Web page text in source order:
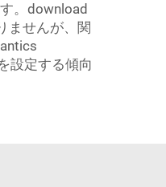
。download
ませんが、関
設定する傾向